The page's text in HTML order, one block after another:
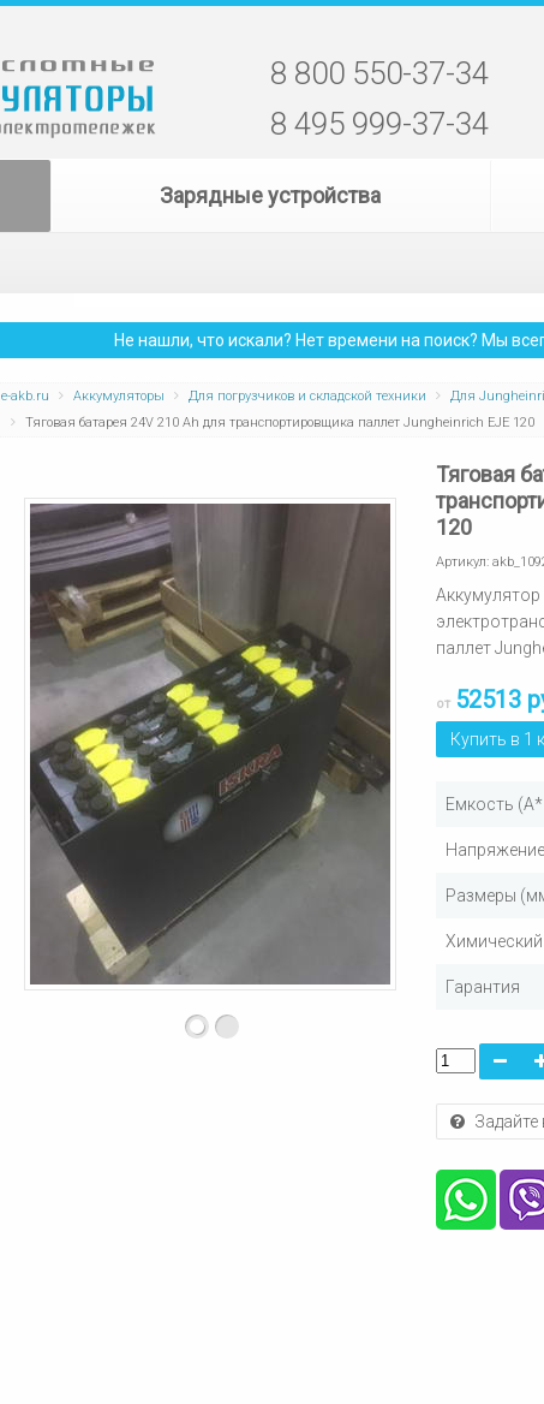
8 800 550-37-34
8 495 999-37-34
Зарядные устройства
Не нашли, что искали? Нет времени на поиск? Мы
e-akb.ru Аккумуляторы Для погрузчиков и складской техники
Для
Тяговая батарея 24V 210 Ah для транспортировщика паллет Jungheinrich EJE 120
Тяговая
120
Артикул:
Аккумулятор
паллет
от 52513
Купить в 1
Емкость
Размеры
Гарантия